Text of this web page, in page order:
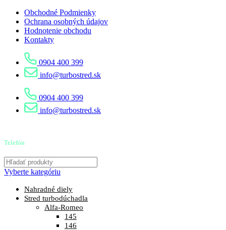
Obchodné Podmienky
Ochrana osobných údajov
Hodnotenie obchodu
Kontakty
0904 400 399
info@turbostred.sk
0904 400 399
info@turbostred.sk
Telefón
Vyberte kategóriu
Nahradné diely
Stred turbodúchadla
Alfa-Romeo
145
146